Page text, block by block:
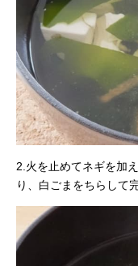
2.火を止めてネギを加
り、白ごまをちらして完